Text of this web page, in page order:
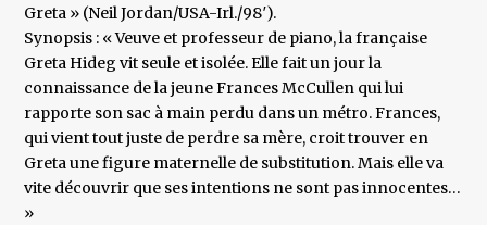
Greta » (Neil Jordan/USA-Irl./98′).
Synopsis : « Veuve et professeur de piano, la française
Greta Hideg vit seule et isolée. Elle fait un jour la
connaissance de la jeune Frances McCullen qui lui
rapporte son sac à main perdu dans un métro. Frances,
qui vient tout juste de perdre sa mère, croit trouver en
Greta une figure maternelle de substitution. Mais elle va
vite découvrir que ses intentions ne sont pas innocentes…
»